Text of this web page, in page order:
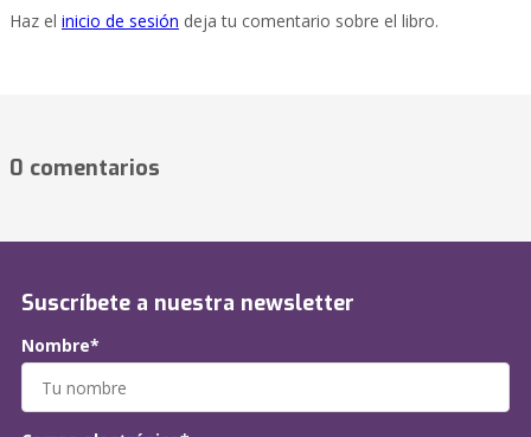
Haz el inicio de sesión deja tu comentario sobre el libro.
0 comentarios
Suscríbete a nuestra newsletter
Nombre*